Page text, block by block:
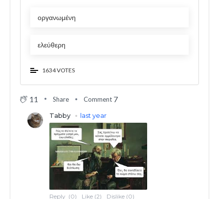
οργανωμένη
ελεύθερη
1634 VOTES
11 Share Comment 7